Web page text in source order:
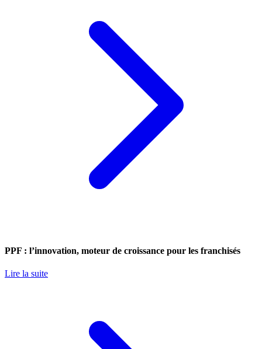
PPF : l’innovation, moteur de croissance pour les franchisés
Lire la suite